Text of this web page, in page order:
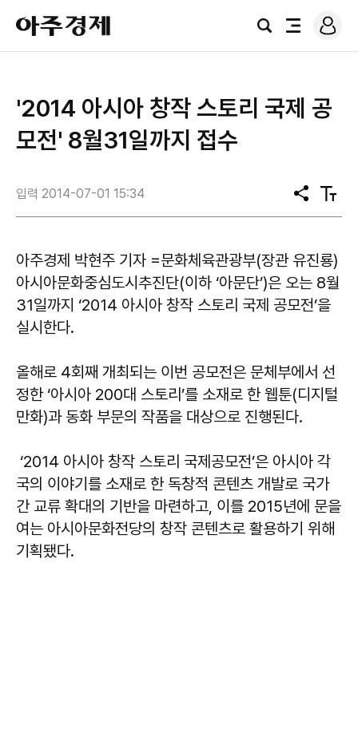
아
주
경
검
전
로
그
'2014 아시아 창작 스토리 국제 공
모전' 8월31일까지 접수
입력 2014-07-01 15:34
공
유
텍
스
기
아주경제 박현주 기자 =문화체육관광부(장관 유진룡)
아시아문화중심도시추진단(이하 ‘아문단’)은 오는 8월
31일까지 ‘2014 아시아 창작 스토리 국제 공모전’을
실시한다.
올해로 4회째 개최되는 이번 공모전은 문체부에서 선
정한 ‘아시아 200대 스토리’를 소재로 한 웹툰(디지털
만화)과 동화 부문의 작품을 대상으로 진행된다.
‘2014 아시아 창작 스토리 국제공모전’은 아시아 각
국의 이야기를 소재로 한 독창적 콘텐츠 개발로 국가
간 교류 확대의 기반을 마련하고, 이를 2015년에 문을
여는 아시아문화전당의 창작 콘텐츠로 활용하기 위해
기획됐다.